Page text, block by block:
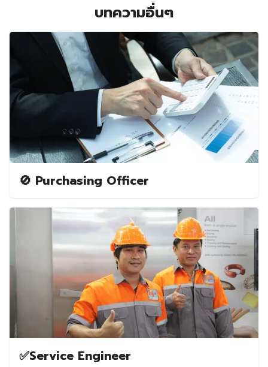
บทความอื่นๆ
🚫 Purchasing Officer
✅️Service Engineer